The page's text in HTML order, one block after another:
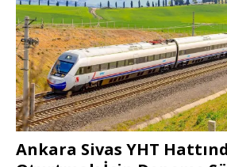
Ankara Sivas YHT